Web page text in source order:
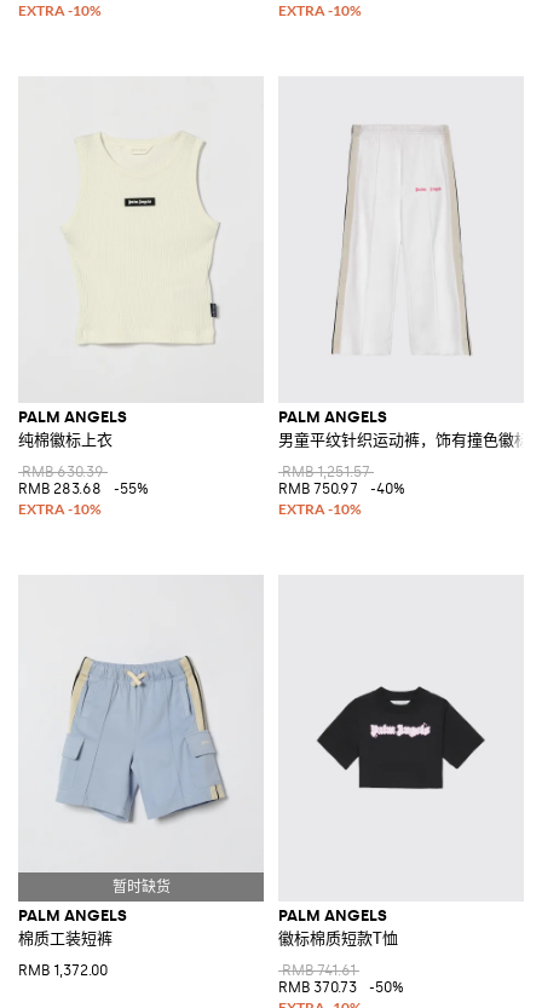
PALM ANGELS
纯棉徽标上衣
RMB 630.39
RMB 283.68
-55%
PALM ANGELS
男童平纹针织运动裤，饰有撞色徽标
RMB 1,251.57
RMB 750.97
-40%
PALM ANGELS
棉质工装短裤
RMB 1,372.00
PALM ANGELS
徽标棉质短款T恤
RMB 741.61
RMB 370.73
-50%